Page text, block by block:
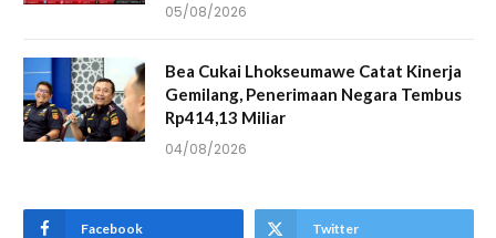
05/08/2026
Bea Cukai Lhokseumawe Catat Kinerja
Gemilang, Penerimaan Negara Tembus
Rp414,13 Miliar
04/08/2026
Facebook Twitter